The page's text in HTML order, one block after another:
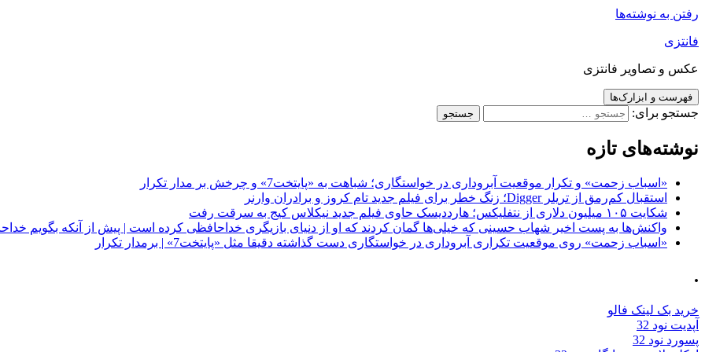
رفتن به نوشته‌ها
فانتزی
عکس و تصاویر فانتزی
فهرست و ابزارک‌ها
جستجو برای:
نوشته‌های تازه
«اسباب زحمت» و تکرار موقعیت آبروداری در خواستگاری؛ شباهت به «پایتخت7» و چرخش بر مدار تکرار
استقبال کم‌رمق از تریلر Digger؛ زنگ خطر برای فیلم جدید تام کروز و برادران وارنر
شکایت ۱۰۵ میلیون دلاری از نتفلیکس؛ هارددیسک حاوی فیلم جدید نیکلاس کیج به سرقت رفت
واکنش‌ها به پست اخیر شهاب حسینی که خیلی‌ها گمان کردند که او از دنیای بازیگری خداحافظی کرده است | پیش از آنکه بگویم
«اسباب زحمت» روی موقعیت تکراری آبروداری در خواستگاری دست گذاشته دقیقا مثل «پایتخت7» | برمدار تکرار
.
خرید بک لینک فالو
آپدیت نود 32
پسورد نود 32